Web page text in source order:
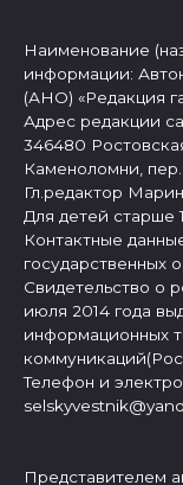
Наименование
информации:
(АНО) «Редакция
Адрес редакции
346480
Каменоломни,
Гл.редактор
Для детей старше
Контактные
государственных
Свидетельство о
июля 2014 года
информационных
Телефон и
Представителем